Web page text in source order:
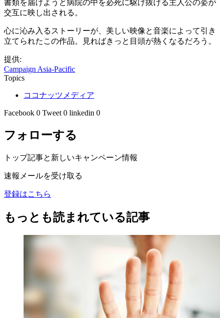
書類を届けようと病院の中を必死に駆け抜ける主人公の姿が
交互に映し出される。
心に沁み入るストーリーが、美しい映像と音楽によって引き
立てられたこの作品。見ればきっと目頭が熱くなるだろう。
提供:
Campaign Asia-Pacific
Topics
ココナッツメディア
Facebook 0 Tweet 0 linkedin 0
フォローする
トップ記事と新しいキャンペーン情報
速報メールを受け取る
登録はこちら
もっとも読まれている記事